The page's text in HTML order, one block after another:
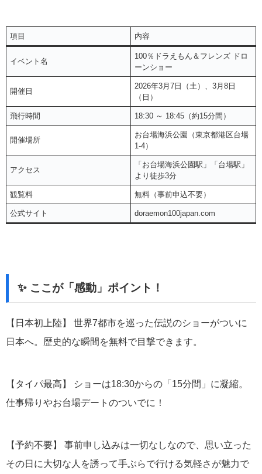
項目 内容
イベント名
100％ドラえもん＆フレンズ ドロ
ーンショー
開催日
2026年3月7日（土）、3月8日
（日）
飛行時間 18:30 ～ 18:45（約15分間）
開催場所
お台場海浜公園（東京都港区台場
1-4）
アクセス
「お台場海浜公園駅」「台場駅」
より徒歩3分
観覧料 無料 （事前申込不要）
公式サイト doraemon100japan.com
✨ ここが「感動」ポイント！
【日本初上陸】
世界7都市を巡った伝説のショーがついに
日本へ。歴史的な瞬間を無料で目撃できます。
【タイパ最高】
ショーは18:30からの「15分間」に凝縮。
仕事帰りやお台場デートのついでに！
【予約不要】
事前申し込みは一切なしなので、思い立った
その日に大切な人を誘って手ぶらで行ける気軽さが魅力で